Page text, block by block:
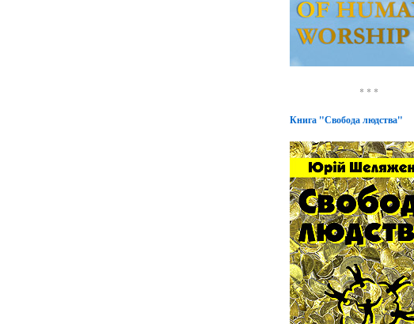
* * *
Книга "Свобода людства"